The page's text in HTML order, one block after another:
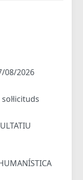
08/2026